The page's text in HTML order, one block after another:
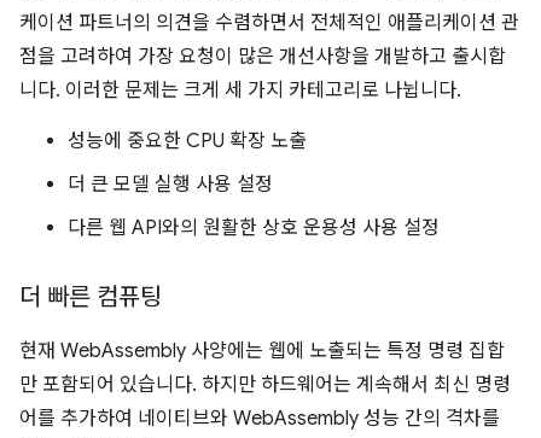
케이션 파트너의 의견을 수렴하면서 전체적인 애플리케이션 관
점을 고려하여 가장 요청이 많은 개선사항을 개발하고 출시합
니다. 이러한 문제는 크게 세 가지 카테고리로 나뉩니다.
성능에 중요한 CPU 확장 노출
더 큰 모델 실행 사용 설정
다른 웹 API와의 원활한 상호 운용성 사용 설정
더 빠른 컴퓨팅
현재 WebAssembly 사양에는 웹에 노출되는 특정 명령 집합
만 포함되어 있습니다. 하지만 하드웨어는 계속해서 최신 명령
어를 추가하여 네이티브와 WebAssembly 성능 간의 격차를